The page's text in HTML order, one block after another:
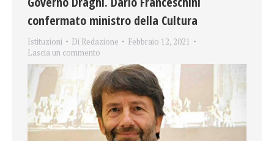
confermato ministro della Cultura
Istituzioni Di Redazione
Febbraio 12, 2021
Lascia un commento